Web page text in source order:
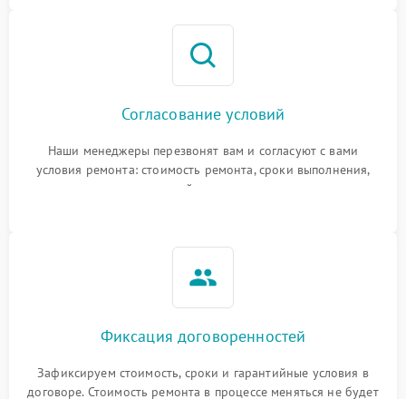
Согласование условий
Наши менеджеры перезвонят вам и согласуют с вами
условия ремонта: стоимость ремонта, сроки выполнения,
гарантийные условия
Фиксация договоренностей
Зафиксируем стоимость, сроки и гарантийные условия в
договоре. Стоимость ремонта в процессе меняться не будет